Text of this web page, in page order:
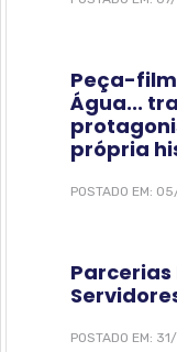
Peça-
Água...
própria
POSTADO EM:
POSTADO EM: